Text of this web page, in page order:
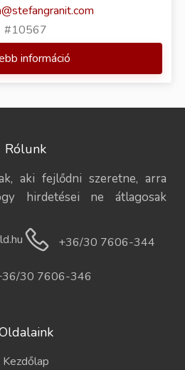
#10567
információ
Rólunk
aki fejlődni szeretne, arra
hirdetései ne átlagosak
+36/30 7606-344
30 7606-346
Kezdőlap